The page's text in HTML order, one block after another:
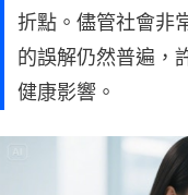
折點。儘管社會非
的誤解仍然普遍，
健康影響。